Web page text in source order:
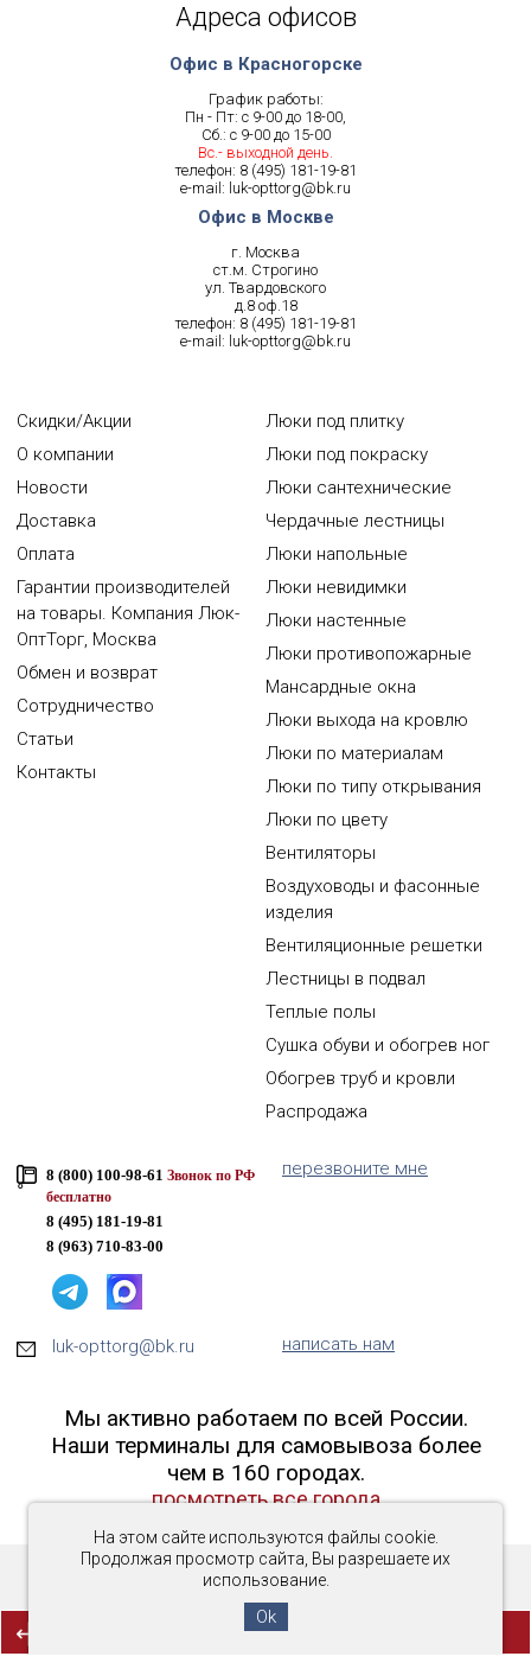
На этом сайте используются файлы cookie.
Продолжая просмотр сайта, Вы разрешаете их
использование.
Ok
СРАВНЕНИЕ
Адреса офисов
Офис в Красногорске
График работы:
Пн - Пт: с 9-00 до 18-00,
Сб.: с 9-00 до 15-00
Вс.- выходной день.
телефон: 8 (495) 181-19-81
e-mail: luk-opttorg@bk.ru
Офис в Москве
г. Москва
ст.м. Строгино
ул. Твардовского
д.8 оф.18
телефон: 8 (495) 181-19-81
e-mail: luk-opttorg@bk.ru
Скидки/Акции
О компании
Новости
Доставка
Оплата
Гарантии производителей
на товары. Компания Люк-
ОптТорг, Москва
Обмен и возврат
Сотрудничество
Статьи
Контакты
Люки под плитку
Люки под покраску
Люки сантехнические
Чердачные лестницы
Люки напольные
Люки невидимки
Люки настенные
Люки противопожарные
Мансардные окна
Люки выхода на кровлю
Люки по материалам
Люки по типу открывания
Люки по цвету
Вентиляторы
Воздуховоды и фасонные
изделия
Вентиляционные решетки
Лестницы в подвал
Теплые полы
Сушка обуви и обогрев ног
Обогрев труб и кровли
Распродажа
8 (800) 100-98-61 Звонок по РФ
бесплатно
8 (495) 181-19-81
8 (963) 710-83-00
перезвоните мне
luk-opttorg@bk.ru написать нам
Мы активно работаем по всей России.
Наши терминалы для самовывоза более
чем в 160 городах.
посмотреть все города
Copyright © 2016-2026 «Люк-ОптТорг»